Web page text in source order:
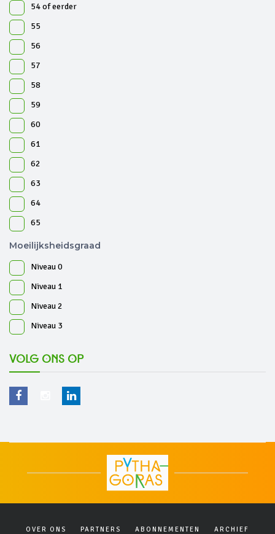
54 of eerder
55
56
57
58
59
60
61
62
63
64
65
Moeilijksheidsgraad
Niveau 0
Niveau 1
Niveau 2
Niveau 3
Volg ons op
OVER ONS PARTNERS ABONNEMENTEN ARCHIEF